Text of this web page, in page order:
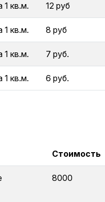
1 кв.м. 12 руб
1 кв.м. 8 руб
1 кв.м. 7 руб.
1 кв.м. 6 руб.
Стоимость
8000